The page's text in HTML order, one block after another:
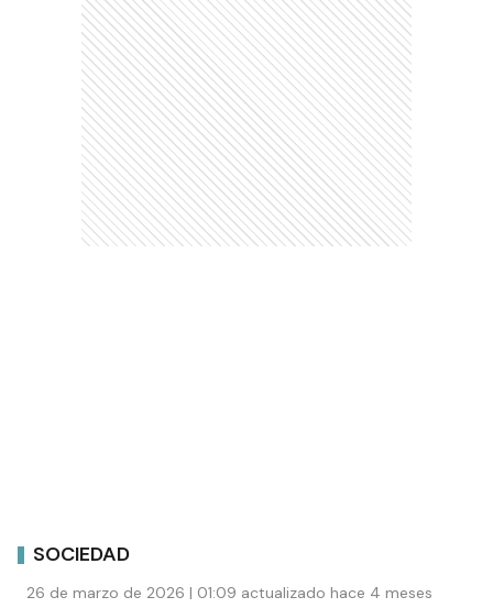
SOCIEDAD
26 de marzo de 2026 | 01:09 actualizado hace 4 meses